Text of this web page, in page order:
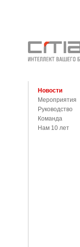
Новости
Мероприятия
Руководство
Команда
Нам 10 лет